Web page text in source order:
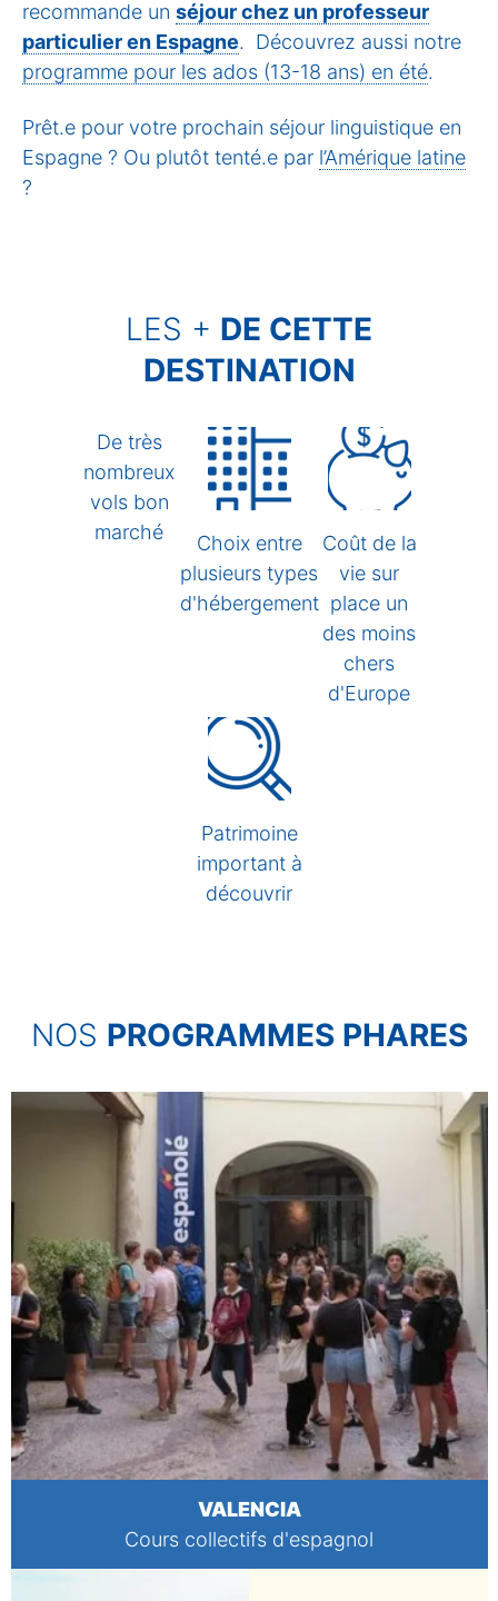
recommande un séjour chez un professeur
particulier en Espagne. Découvrez aussi notre
programme pour les ados (13-18 ans) en été.
Prêt.e pour votre prochain séjour linguistique en
Espagne ? Ou plutôt tenté.e par l’Amérique latine
?
LES + DE CETTE
DESTINATION
De très
nombreux
vols bon
marché
Choix entre
plusieurs types
d'hébergement
Coût de la
vie sur
place un
des moins
chers
d'Europe
Patrimoine
important à
découvrir
NOS PROGRAMMES PHARES
VALENCIA
Cours collectifs d'espagnol